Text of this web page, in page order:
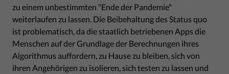
zu einem unbestimmten "Ende der Pandemie"
weiterlaufen zu lassen. Die Beibehaltung des Status quo
ist problematisch, da die staatlich betriebenen Apps die
Menschen auf der Grundlage der Berechnungen ihres
Algorithmus auffordern, zu Hause zu bleiben, sich von
ihren Angehörigen zu isolieren, sich testen zu lassen und